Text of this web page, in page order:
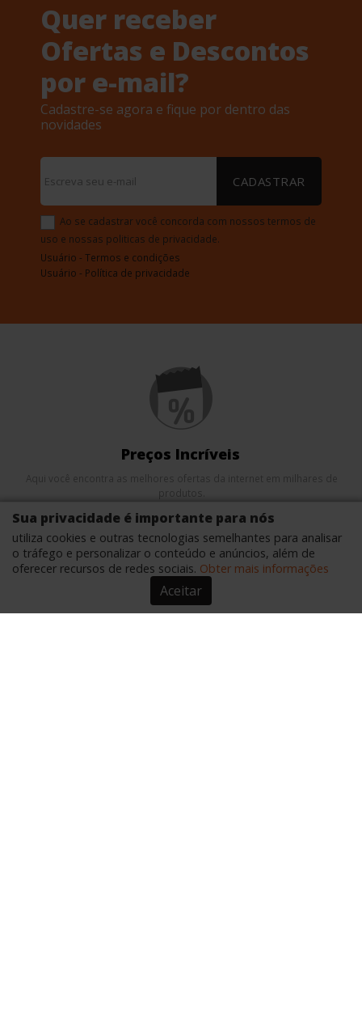
Sua privacidade é importante para nós
utiliza cookies e outras tecnologias semelhantes para analisar
o tráfego e personalizar o conteúdo e anúncios, além de
oferecer recursos de redes sociais. Obter mais informações
Aceitar
Quer receber
Ofertas e Descontos
por e-mail?
Cadastre-se agora e fique por dentro das
novidades
CADASTRAR
Ao se cadastrar você concorda com nossos termos de
uso e nossas politicas de privacidade.
Usuário - Termos e condições
Usuário - Política de privacidade
Preços Incríveis
produtos.